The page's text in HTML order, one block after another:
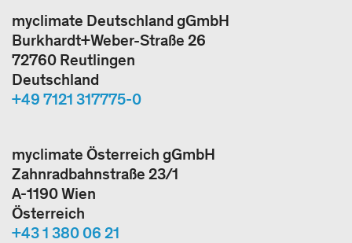
myclimate Deutschland gGmbH
Burkhardt+Weber-Straße 26
72760 Reutlingen
Deutschland
+49 7121 317775-0
myclimate Österreich gGmbH
Zahnradbahnstraße 23/1
A-1190 Wien
Österreich
+43 1 380 06 21